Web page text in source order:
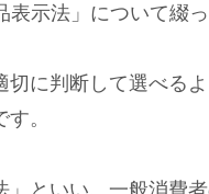
示法」について綴っ
に判断して選べるよ
す。
といい、一般消費